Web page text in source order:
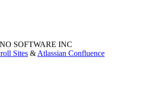
SOFTWARE INC
Sites & Atlassian Confluence